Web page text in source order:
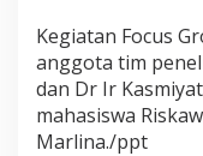
Kegiatan Focus
anggota tim
dan Dr Ir
mahasiswa
Marlina./ppt